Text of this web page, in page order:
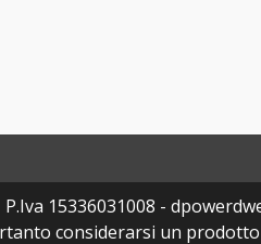
15336031008 -
considerarsi un